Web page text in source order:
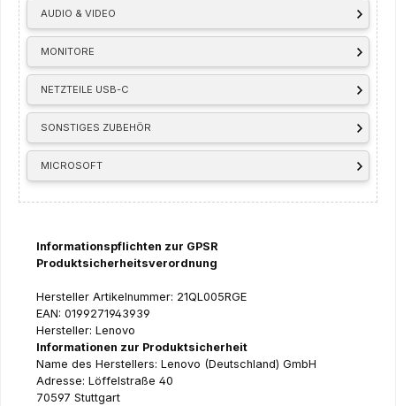
AUDIO & VIDEO
MONITORE
NETZTEILE USB-C
SONSTIGES ZUBEHÖR
MICROSOFT
Informationspflichten zur GPSR
Produktsicherheitsverordnung
Hersteller Artikelnummer: 21QL005RGE
EAN: 0199271943939
Hersteller: Lenovo
Informationen zur Produktsicherheit
Name des Herstellers: Lenovo (Deutschland) GmbH
Adresse: Löffelstraße 40
70597 Stuttgart